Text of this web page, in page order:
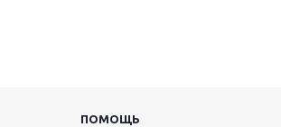
ПОМОЩЬ